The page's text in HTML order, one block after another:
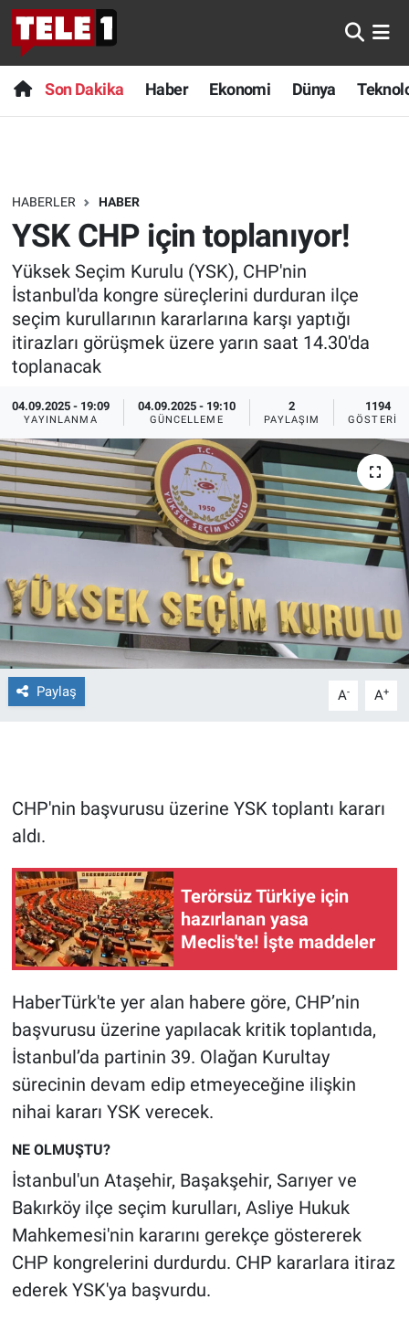
Son Dakika Haber Ekonomi Dünya
HABERLER HABER
YSK CHP için toplanıyor!
Yüksek Seçim Kurulu (YSK), CHP'nin
İstanbul'da kongre süreçlerini durduran ilçe
seçim kurullarının kararlarına karşı yaptığı
itirazları görüşmek üzere yarın saat 14.30'da
toplanacak
04.09.2025 - 19:09
YAYINLANMA
04.09.2025 - 19:10
GÜNCELLEME
2
PAYLAŞIM
1194
GÖSTERIM
Paylaş A- A+
CHP'nin başvurusu üzerine YSK toplantı kararı
aldı.
Terörsüz Türkiye için
hazırlanan yasa
Meclis'te! İşte maddeler
HaberTürk'te yer alan habere göre, CHP’nin
başvurusu üzerine yapılacak kritik toplantıda,
İstanbul’da partinin 39. Olağan Kurultay
sürecinin devam edip etmeyeceğine ilişkin
nihai kararı YSK verecek.
NE OLMUŞTU?
İstanbul'un Ataşehir, Başakşehir, Sarıyer ve
Bakırköy ilçe seçim kurulları, Asliye Hukuk
Mahkemesi'nin kararını gerekçe göstererek
CHP kongrelerini durdurdu. CHP kararlara itiraz
ederek YSK'ya başvurdu.
Anında Manşet
Başka Sohbetler
Bilim turu
Bilim ve Teknoloji Evreni
Doğa Konuşuyor
Dünya
Ege'den Esintiler
Eğitim
Eğlence
Ekonomi
Forum
Gerçeğin İzinde
Gün Ortası
Günün görüntüsü
Haber
İlan
Kimdir
Koronavirüs
Kültür Sanat
Ne demişti
Nedir
Popüler
Son Dakika
Haber
Dünya
Sağlık
Spor
Yayın Akışı
İletişim
Nöbetçi Eczaneler
Hava Durumu
Trafik Durumu
Süper Lig Puan Durumu ve Fikstür
Tüm Manşetler
Son Dakika Haberleri
Haber Arşivi